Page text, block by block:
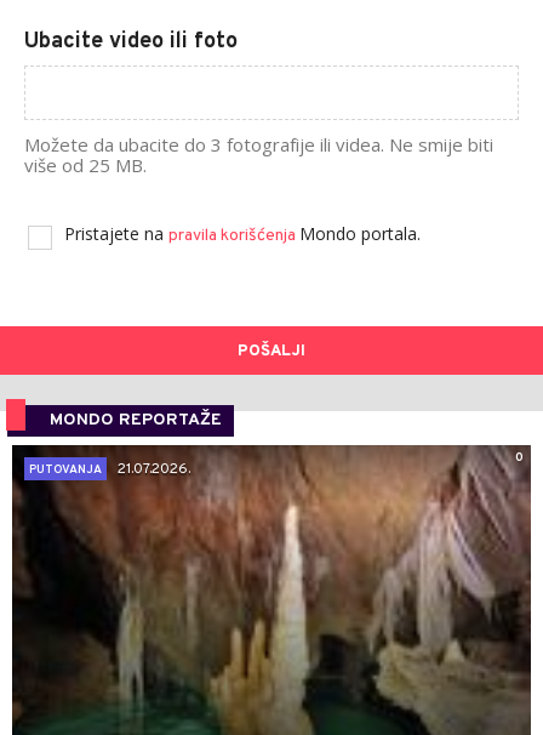
Ubacite video ili foto
Možete da ubacite do 3 fotografije ili videa. Ne smije biti
više od 25 MB.
Pristajete na pravila korišćenja Mondo portala.
POŠALJI
MONDO REPORTAŽE
0
PUTOVANJA
21.07.2026.